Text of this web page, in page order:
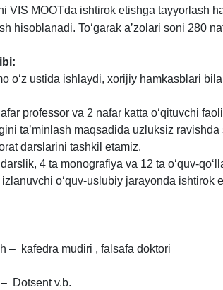
VIS MOOTda ishtirok etishga tayyorlash
hisoblanadi. To‘garak aʼzolari soni 280
o‘z ustida ishlaydi, xorijiy hamkasblari
professor va 2 nafar katta o‘qituvchi
taʼminlash maqsadida uzluksiz
darslarini tashkil etamiz.
darslik, 4 ta monografiya va 12 ta o‘quv-
o‘quv-uslubiy jarayonda ishtirok
– kafedra mudiri , falsafa doktori
Dotsent v.b.